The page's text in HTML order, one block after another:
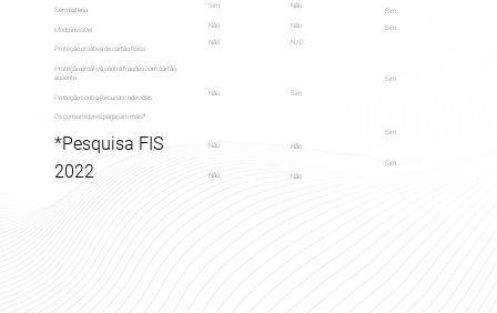
Sem bateria
Modo invisível
Proteção proativa de cartão físico
Proteção proativa contra fraudes com cartão
ausente
Proteção contra Recusas Indevidas
Os consumidores pagariam mais*
*Pesquisa FIS
2022
Sim
Não
Não
Não
Não
Não
Não
Não
N / D
Sim
Não
Não
Sim
Sim
Sim
Sim
Sim